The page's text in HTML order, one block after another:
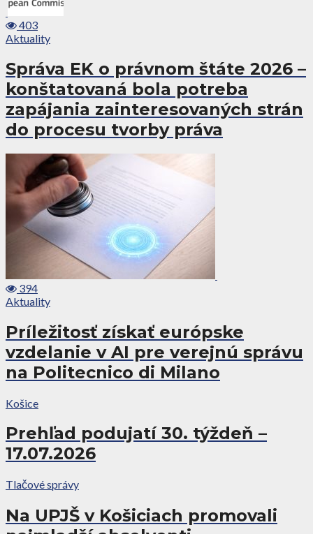
403
Aktuality
Správa EK o právnom štáte 2026 –
konštatovaná bola potreba
zapájania zainteresovaných strán
do procesu tvorby práva
394
Aktuality
Príležitosť získať európske
vzdelanie v AI pre verejnú správu
na Politecnico di Milano
Košice
Prehľad podujatí 30. týždeň –
17.07.2026
Tlačové správy
Na UPJŠ v Košiciach promovali